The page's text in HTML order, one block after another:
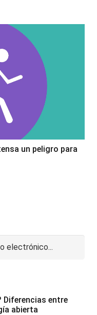
un peligro para
Diferencias entre
abierta